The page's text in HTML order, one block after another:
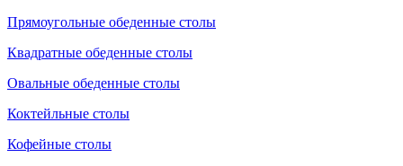
Прямоугольные обеденные столы
Квадратные обеденные столы
Овальные обеденные столы
Коктейльные столы
Кофейные столы